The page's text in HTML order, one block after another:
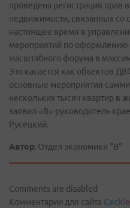
проведена регистрация прав
недвижимости, связанных со
настоящее время в
мероприятий по оформлению
масштабного форума в
Это касается как объектов
основные мероприятия
нескольких тысяч квартир в
заявил «В» руководитель
Русецкий.
Автор: Отдел экономики "В"
Comments are disabled
Комментарии для сайта Cackle